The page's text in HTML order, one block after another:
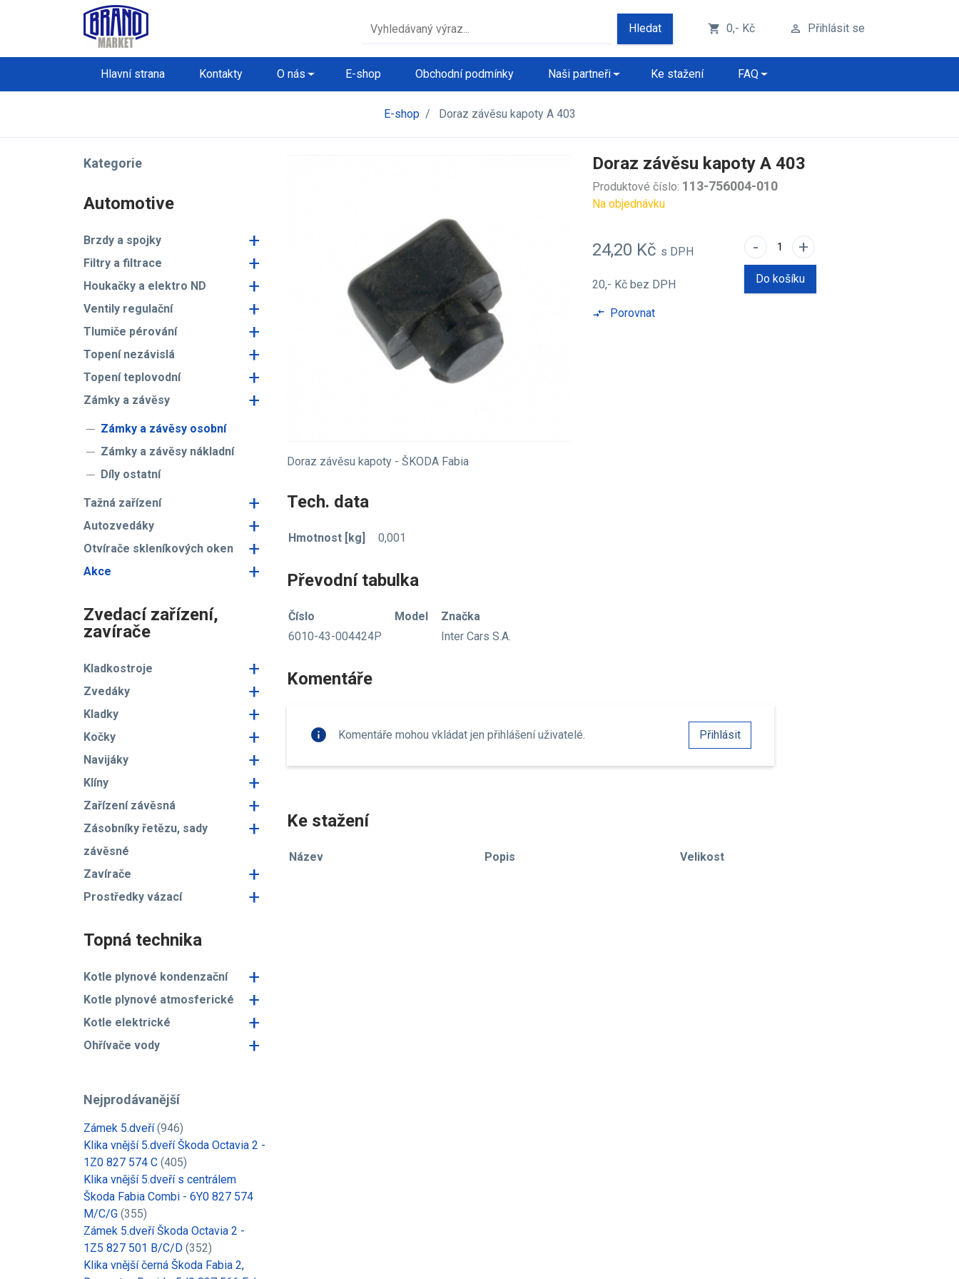
Hledat shopping_cart 0,- Kč perm_identity Přihlásit se
Hlavní strana Kontakty O nás E-shop Obchodní podmínky Naši partneři Ke stažení FAQ
E-shop / Doraz závěsu kapoty A 403
Kategorie
Automotive
Brzdy a spojky +
Filtry a filtrace +
Houkačky a elektro ND +
Ventily regulační +
Tlumiče pérování +
Topení nezávislá +
Topení teplovodní +
Zámky a závěsy +
Zámky a závěsy osobní
Zámky a závěsy nákladní
Díly ostatní
Tažná zařízení +
Autozvedáky +
Otvírače skleníkových oken +
Akce +
Zvedací zařízení,
zavírače
Kladkostroje +
Zvedáky +
Kladky +
Kočky +
Navijáky +
Klíny +
Zařízení závěsná +
Zásobníky řetězu, sady
závěsné
+
Zavírače +
Prostředky vázací +
Topná technika
Kotle plynové kondenzační +
Kotle plynové atmosferické +
Kotle elektrické +
Ohřívače vody +
Nejprodávanější
Zámek 5.dveří(946)
Klika vnější 5.dveří Škoda Octavia 2 -
1Z0 827 574 C (405)
Klika vnější 5.dveří s centrálem
Škoda Fabia Combi - 6Y0 827 574
M/C/G (355)
Zámek 5.dveří Škoda Octavia 2 -
1Z5 827 501 B/C/D (352)
Klika vnější černá Škoda Fabia 2,
Doraz závěsu kapoty A 403
Produktové číslo: 113-756004-010
Na objednávku
24,20 Kč s DPH
20,- Kč bez DPH
- +
Do košíku
compare_arrows Porovnat
Doraz závěsu kapoty - ŠKODA Fabia
Tech. data
Hmotnost [kg] 0,001
Převodní tabulka
Číslo Model
Značka
6010-43-004424P
Inter Cars S.A.
Komentáře
info Komentáře mohou vkládat jen přihlášení uživatelé. Přihlásit
Ke stažení
Název Popis Velikost